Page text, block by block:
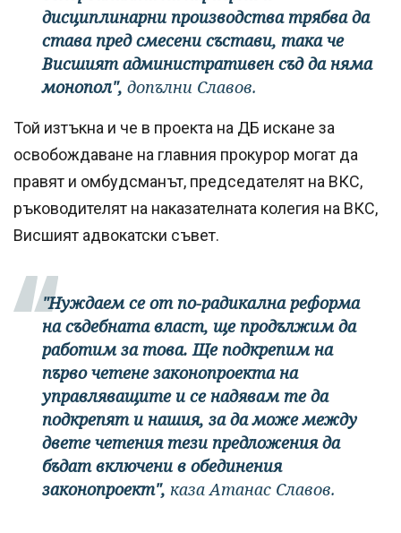
дисциплинарни производства трябва да
става пред смесени състави, така че
Висшият административен съд да няма
монопол", допълни Славов.
Той изтъкна и че в проекта на ДБ искане за
освобождаване на главния прокурор могат да
правят и омбудсманът, председателят на ВКС,
ръководителят на наказателната колегия на ВКС,
Висшият адвокатски съвет.
"Нуждаем се от по-радикална реформа
на съдебната власт, ще продължим да
работим за това. Ще подкрепим на
първо четене законопроекта на
управляващите и се надявам те да
подкрепят и нашия, за да може между
двете четения тези предложения да
бъдат включени в обединения
законопроект", каза Атанас Славов.